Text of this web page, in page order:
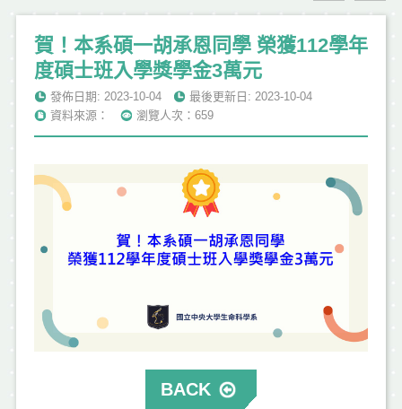
賀！本系碩一胡承恩同學 榮獲112學年
度碩士班入學獎學金3萬元
發佈日期: 2023-10-04
最後更新日: 2023-10-04
資料來源：
瀏覽人次：659
BACK